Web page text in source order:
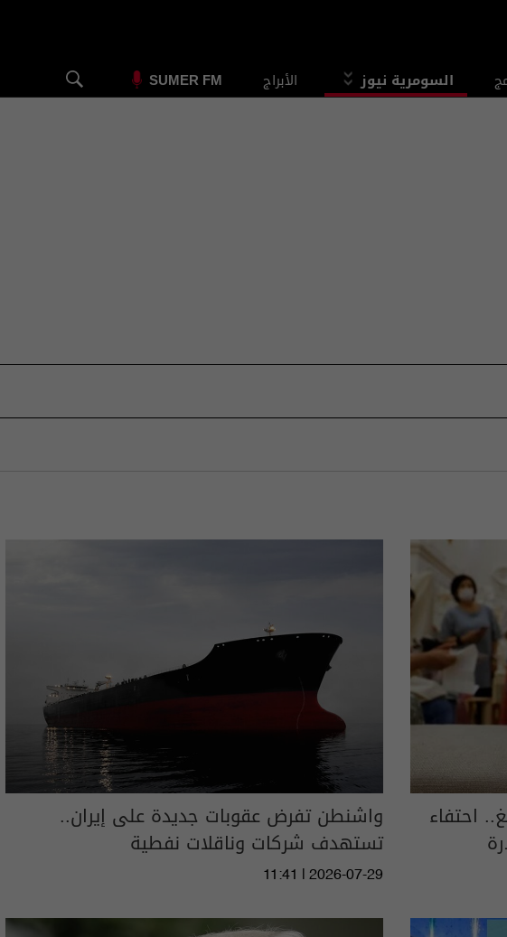
السومرية نيوز الأبراج SUMER FM
احتفاء واشنطن تفرض عقوبات جديدة على إيران..
تستهدف شركات وناقلات نفطية
11:41 | 2026-07-29